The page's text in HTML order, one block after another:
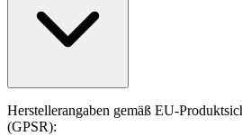
Herstellerangaben gemäß EU-
(GPSR):